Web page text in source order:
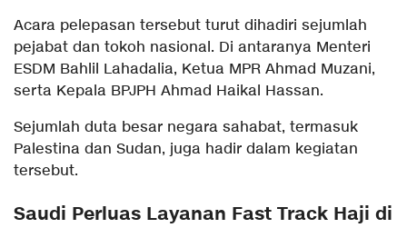
Acara pelepasan tersebut turut dihadiri sejumlah
pejabat dan tokoh nasional. Di antaranya Menteri
ESDM Bahlil Lahadalia, Ketua MPR Ahmad Muzani,
serta Kepala BPJPH Ahmad Haikal Hassan.
Sejumlah duta besar negara sahabat, termasuk
Palestina dan Sudan, juga hadir dalam kegiatan
tersebut.
Saudi Perluas Layanan Fast Track Haji di